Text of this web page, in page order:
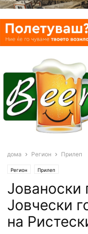
дома Регион Прилеп
Регион Прилеп
Joваноски
Јовчески
на